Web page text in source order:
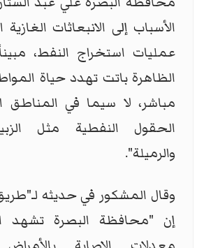
الأسباب إلى الانبعاثات
عمليات استخراج النفط،
الظاهرة باتت تهدد حياة
مباشر، لا سيما في المناطق
الحقول النفطية مثل
والرميلة".
وقال المشكور في حديثه
إن "محافظة البصرة تشهد